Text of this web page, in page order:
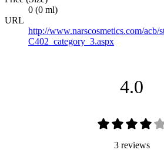
0 (0 ml)
URL
http://www.narscosmetics.com/acb/
C402_category_3.aspx
4.0
3 reviews